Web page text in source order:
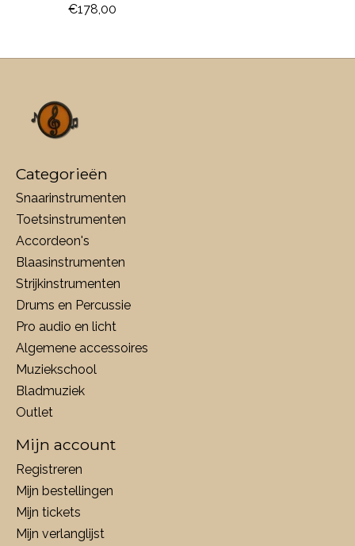
€178,00
Categorieën
Snaarinstrumenten
Toetsinstrumenten
Accordeon's
Blaasinstrumenten
Strijkinstrumenten
Drums en Percussie
Pro audio en licht
Algemene accessoires
Muziekschool
Bladmuziek
Outlet
Mijn account
Registreren
Mijn bestellingen
Mijn tickets
Mijn verlanglijst